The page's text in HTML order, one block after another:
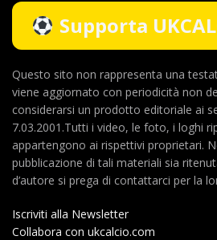
Supporta
Questo sito non rappresenta una
viene aggiornato con periodicità non
considerarsi un prodotto editoriale ai
7.03.2001.Tutti i video, le foto, i loghi
appartengono ai rispettivi proprietari.
pubblicazione di tali materiali sia
d’autore si prega di contattarci per la
Iscriviti alla Newsletter
Collabora con ukcalcio.com